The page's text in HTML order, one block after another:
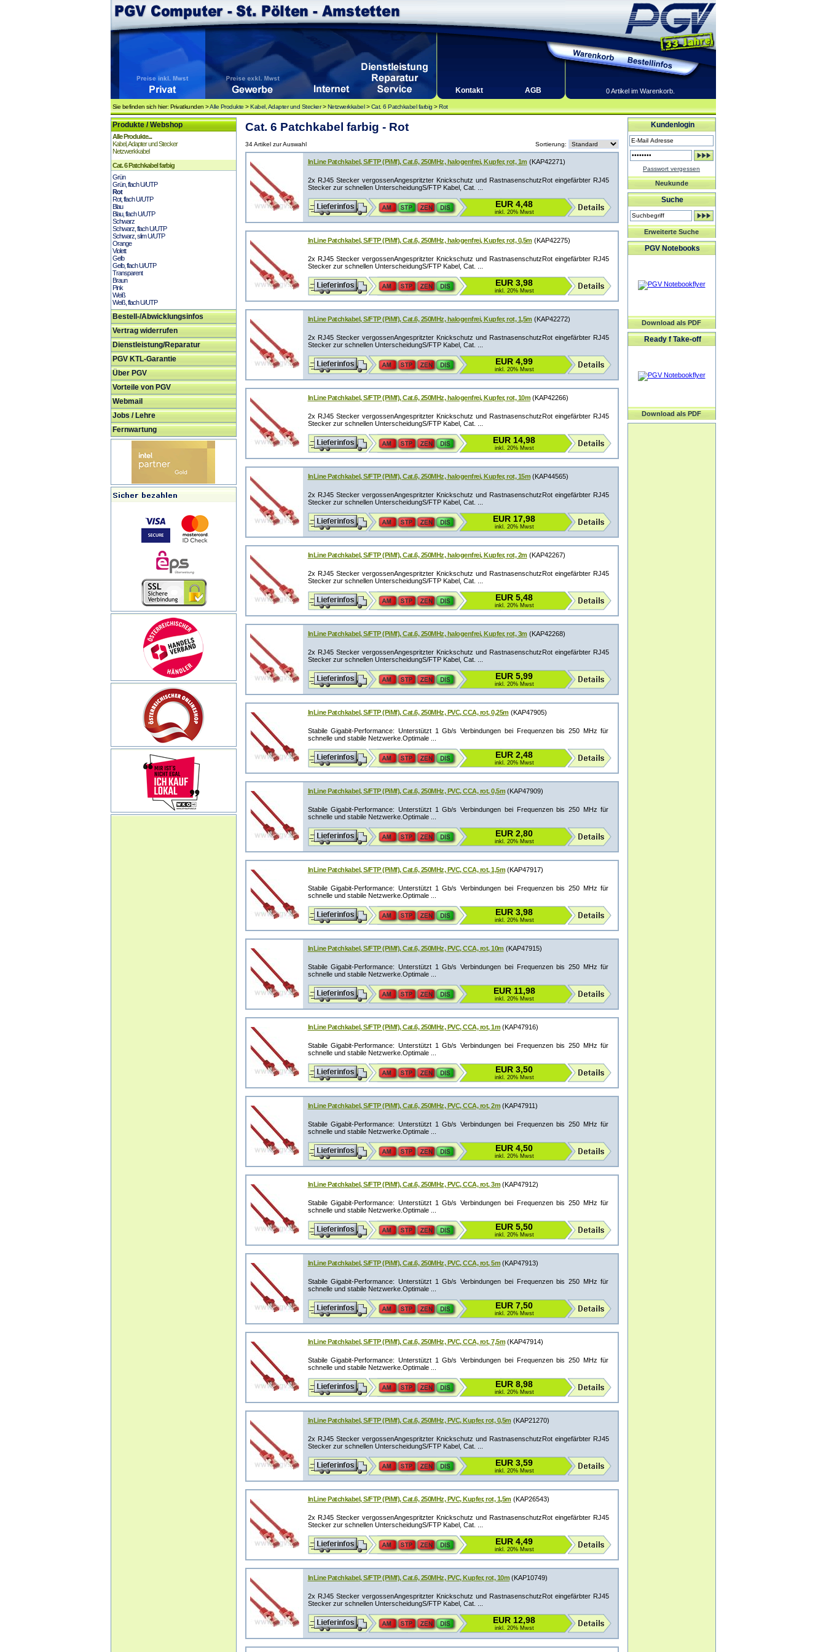
Kontakt AGB 0 Artikel im Warenkorb.
Sie befinden sich hier: Privatkunden >Alle Produkte >Kabel, Adapter und Stecker>Netzwerkkabel>Cat. 6 Patchkabel farbig >Rot
Produkte / Webshop
Alle Produkte...
Kabel, Adapter und Stecker
Netzwerkkabel
Cat. 6 Patchkabel farbig
Grün
Grün, flach U/UTP
Rot
Rot, flach U/UTP
Blau
Blau, flach U/UTP
Schwarz
Schwarz, flach U/UTP
Schwarz, slim U/UTP
Orange
Violett
Gelb
Gelb, flach U/UTP
Transparent
Braun
Pink
Weiß
Weiß, flach U/UTP
Bestell-/Abwicklungsinfos
Vertrag widerrufen
Dienstleistung/Reparatur
PGV KTL-Garantie
Über PGV
Vorteile von PGV
Webmail
Jobs / Lehre
Fernwartung
Cat. 6 Patchkabel farbig - Rot
34 Artikel zur Auswahl Sortierung:
InLine Patchkabel, S/FTP (PiMf), Cat.6, 250MHz, halogenfrei, Kupfer, rot, 1m (KAP42271)
2x RJ45 Stecker vergossenAngespritzter Knickschutz und RastnasenschutzRot eingefärbter RJ45
Stecker zur schnellen UnterscheidungS/FTP Kabel, Cat. ...
EUR 4,48
inkl. 20% Mwst
InLine Patchkabel, S/FTP (PiMf), Cat.6, 250MHz, halogenfrei, Kupfer, rot, 0,5m (KAP42275)
2x RJ45 Stecker vergossenAngespritzter Knickschutz und RastnasenschutzRot eingefärbter RJ45
Stecker zur schnellen UnterscheidungS/FTP Kabel, Cat. ...
EUR 3,98
inkl. 20% Mwst
InLine Patchkabel, S/FTP (PiMf), Cat.6, 250MHz, halogenfrei, Kupfer, rot, 1,5m (KAP42272)
2x RJ45 Stecker vergossenAngespritzter Knickschutz und RastnasenschutzRot eingefärbter RJ45
Stecker zur schnellen UnterscheidungS/FTP Kabel, Cat. ...
EUR 4,99
inkl. 20% Mwst
InLine Patchkabel, S/FTP (PiMf), Cat.6, 250MHz, halogenfrei, Kupfer, rot, 10m (KAP42266)
2x RJ45 Stecker vergossenAngespritzter Knickschutz und RastnasenschutzRot eingefärbter RJ45
Stecker zur schnellen UnterscheidungS/FTP Kabel, Cat. ...
EUR 14,98
inkl. 20% Mwst
InLine Patchkabel, S/FTP (PiMf), Cat.6, 250MHz, halogenfrei, Kupfer, rot, 15m (KAP44565)
2x RJ45 Stecker vergossenAngespritzter Knickschutz und RastnasenschutzRot eingefärbter RJ45
Stecker zur schnellen UnterscheidungS/FTP Kabel, Cat. ...
EUR 17,98
inkl. 20% Mwst
InLine Patchkabel, S/FTP (PiMf), Cat.6, 250MHz, halogenfrei, Kupfer, rot, 2m (KAP42267)
2x RJ45 Stecker vergossenAngespritzter Knickschutz und RastnasenschutzRot eingefärbter RJ45
Stecker zur schnellen UnterscheidungS/FTP Kabel, Cat. ...
EUR 5,48
inkl. 20% Mwst
InLine Patchkabel, S/FTP (PiMf), Cat.6, 250MHz, halogenfrei, Kupfer, rot, 3m (KAP42268)
2x RJ45 Stecker vergossenAngespritzter Knickschutz und RastnasenschutzRot eingefärbter RJ45
Stecker zur schnellen UnterscheidungS/FTP Kabel, Cat. ...
EUR 5,99
inkl. 20% Mwst
InLine Patchkabel, S/FTP (PiMf), Cat.6, 250MHz, PVC, CCA, rot, 0,25m (KAP47905)
Stabile Gigabit-Performance: Unterstützt 1 Gb/s Verbindungen bei Frequenzen bis 250 MHz für
schnelle und stabile Netzwerke.Optimale ...
EUR 2,48
inkl. 20% Mwst
InLine Patchkabel, S/FTP (PiMf), Cat.6, 250MHz, PVC, CCA, rot, 0,5m (KAP47909)
Stabile Gigabit-Performance: Unterstützt 1 Gb/s Verbindungen bei Frequenzen bis 250 MHz für
schnelle und stabile Netzwerke.Optimale ...
EUR 2,80
inkl. 20% Mwst
InLine Patchkabel, S/FTP (PiMf), Cat.6, 250MHz, PVC, CCA, rot, 1,5m (KAP47917)
Stabile Gigabit-Performance: Unterstützt 1 Gb/s Verbindungen bei Frequenzen bis 250 MHz für
schnelle und stabile Netzwerke.Optimale ...
EUR 3,98
inkl. 20% Mwst
InLine Patchkabel, S/FTP (PiMf), Cat.6, 250MHz, PVC, CCA, rot, 10m (KAP47915)
Stabile Gigabit-Performance: Unterstützt 1 Gb/s Verbindungen bei Frequenzen bis 250 MHz für
schnelle und stabile Netzwerke.Optimale ...
EUR 11,98
inkl. 20% Mwst
InLine Patchkabel, S/FTP (PiMf), Cat.6, 250MHz, PVC, CCA, rot, 1m (KAP47916)
Stabile Gigabit-Performance: Unterstützt 1 Gb/s Verbindungen bei Frequenzen bis 250 MHz für
schnelle und stabile Netzwerke.Optimale ...
EUR 3,50
inkl. 20% Mwst
InLine Patchkabel, S/FTP (PiMf), Cat.6, 250MHz, PVC, CCA, rot, 2m (KAP47911)
Stabile Gigabit-Performance: Unterstützt 1 Gb/s Verbindungen bei Frequenzen bis 250 MHz für
schnelle und stabile Netzwerke.Optimale ...
EUR 4,50
inkl. 20% Mwst
InLine Patchkabel, S/FTP (PiMf), Cat.6, 250MHz, PVC, CCA, rot, 3m (KAP47912)
Stabile Gigabit-Performance: Unterstützt 1 Gb/s Verbindungen bei Frequenzen bis 250 MHz für
schnelle und stabile Netzwerke.Optimale ...
EUR 5,50
inkl. 20% Mwst
InLine Patchkabel, S/FTP (PiMf), Cat.6, 250MHz, PVC, CCA, rot, 5m (KAP47913)
Stabile Gigabit-Performance: Unterstützt 1 Gb/s Verbindungen bei Frequenzen bis 250 MHz für
schnelle und stabile Netzwerke.Optimale ...
EUR 7,50
inkl. 20% Mwst
InLine Patchkabel, S/FTP (PiMf), Cat.6, 250MHz, PVC, CCA, rot, 7,5m (KAP47914)
Stabile Gigabit-Performance: Unterstützt 1 Gb/s Verbindungen bei Frequenzen bis 250 MHz für
schnelle und stabile Netzwerke.Optimale ...
EUR 8,98
inkl. 20% Mwst
InLine Patchkabel, S/FTP (PiMf), Cat.6, 250MHz, PVC, Kupfer, rot, 0,5m (KAP21270)
2x RJ45 Stecker vergossenAngespritzter Knickschutz und RastnasenschutzRot eingefärbter RJ45
Stecker zur schnellen UnterscheidungS/FTP Kabel, Cat. ...
EUR 3,59
inkl. 20% Mwst
InLine Patchkabel, S/FTP (PiMf), Cat.6, 250MHz, PVC, Kupfer, rot, 1,5m (KAP26543)
2x RJ45 Stecker vergossenAngespritzter Knickschutz und RastnasenschutzRot eingefärbter RJ45
Stecker zur schnellen UnterscheidungS/FTP Kabel, Cat. ...
EUR 4,49
inkl. 20% Mwst
InLine Patchkabel, S/FTP (PiMf), Cat.6, 250MHz, PVC, Kupfer, rot, 10m (KAP10749)
2x RJ45 Stecker vergossenAngespritzter Knickschutz und RastnasenschutzRot eingefärbter RJ45
Stecker zur schnellen UnterscheidungS/FTP Kabel, Cat. ...
EUR 12,98
inkl. 20% Mwst
Kundenlogin
Passwort vergessen
Neukunde
Suche
Erweiterte Suche
PGV Notebooks
Download als PDF
Ready f Take-off
Download als PDF